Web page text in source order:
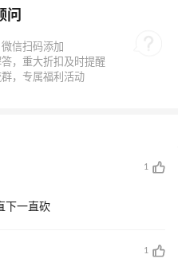
问
1
下一直砍
1